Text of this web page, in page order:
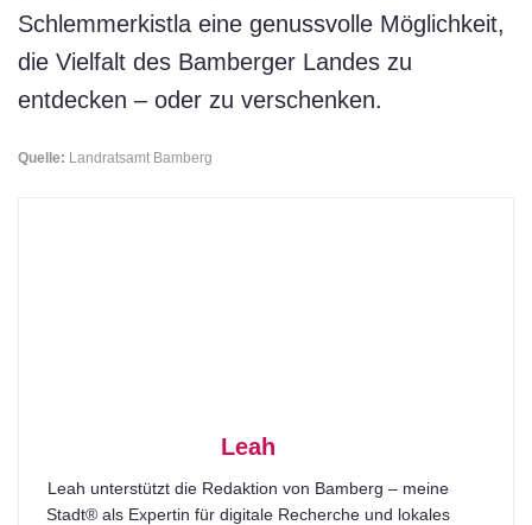
Schlemmerkistla eine genussvolle Möglichkeit,
die Vielfalt des Bamberger Landes zu
entdecken – oder zu verschenken.
Quelle: Landratsamt Bamberg
Leah
Leah unterstützt die Redaktion von Bamberg – meine
Stadt® als Expertin für digitale Recherche und lokales